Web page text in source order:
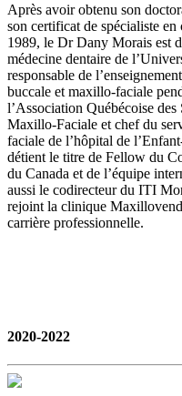
Après avoir obtenu son
son certificat de spécialiste
1989, le Dr Dany Morais est
médecine dentaire de
responsable de
buccale et maxillo-faciale
l’Association Québécoise
Maxillo-Faciale et chef du
faciale de l’hôpital de
détient le titre de Fellow du
du Canada et de l’équipe
aussi le codirecteur du ITI
rejoint la clinique
carrière professionnelle.
2020-2022